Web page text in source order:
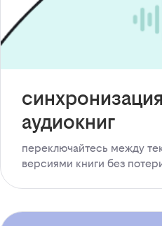
аудиокниг
переключайтесь между
версиями книги без